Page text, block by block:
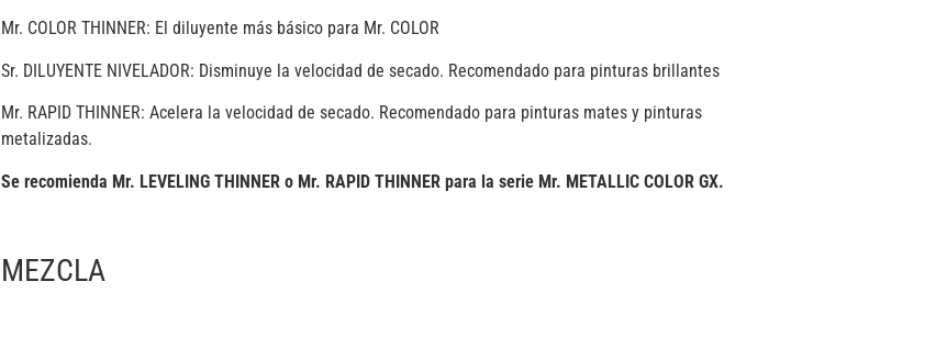
Mr. COLOR THINNER: El diluyente más básico para Mr. COLOR
Sr. DILUYENTE NIVELADOR: Disminuye la velocidad de secado. Recomendado para pinturas brillantes
Mr. RAPID THINNER: Acelera la velocidad de secado. Recomendado para pinturas mates y pinturas
metalizadas.
Se recomienda Mr. LEVELING THINNER o Mr. RAPID THINNER para la serie Mr. METALLIC COLOR GX.
MEZCLA